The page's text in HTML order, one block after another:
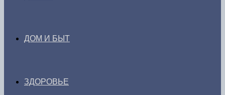
ДОМ И БЫТ
ЗДОРОВЬЕ